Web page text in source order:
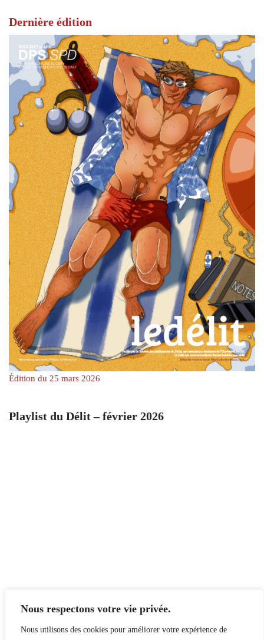
Nous respectons votre vie privée.
Nous utilisons des cookies pour améliorer votre expérience de
Dernière édition
Édition du 25 mars 2026
Playlist du Délit – février 2026